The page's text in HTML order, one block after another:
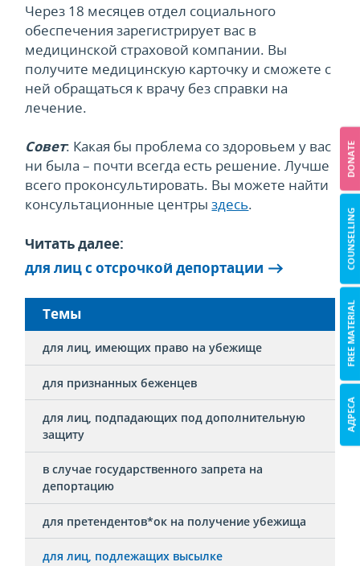
Через 18 месяцев отдел социального
обеспечения зарегистрирует вас в
медицинской страховой компании. Вы
получите медицинскую карточку и сможете с
ней обращаться к врачу без справки на
лечение.
Совет: Какая бы проблема со здоровьем у вас
ни была – почти всегда есть решение. Лучше
всего проконсультировать. Вы можете найти
консультационные центрыздесь.
Читать далее:
для лиц с отсрочкой депортации
Темы
для лиц, имеющих право на убежище
для признанных беженцев
для лиц, подпадающих под дополнительную
защиту
в случае государственного запрета на
депортацию
для претендентов*ок на получение убежища
для лиц, подлежащих высылке
DONATE
COUNSELLING
FREE MATERIAL
АДРЕСА